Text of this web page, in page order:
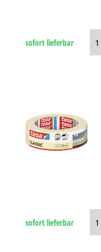
sofort lieferbar
sofort lieferbar